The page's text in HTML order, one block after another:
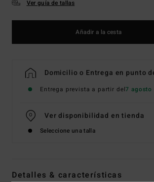
Ver guía de tallas
Añadir a la cesta
Domicilio o Entrega en punto
Entrega prevista a partir del7 agosto
Ver disponibilidad en tienda
Seleccione una talla
Detalles & características